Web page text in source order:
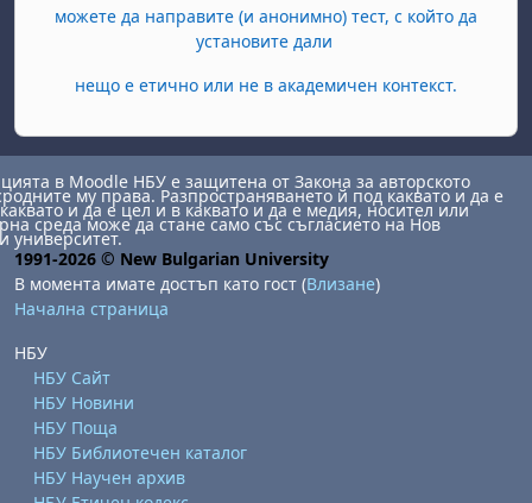
можете да направите (и анонимно) тест, с който да
установите дали
нещо е етично или не в академичен контекст.
в Moodle НБУ е защитена от Закона за авторското
му права. Разпространяването й под каквато и да е
и да е цел и в каквато и да е медия, носител или
среда може да стане само със съгласието на Нов
университет.
1991-2026 © New Bulgarian University
В момента имате достъп като гост (Влизане)
Начална страница
НБУ
НБУ Сайт
НБУ Новини
НБУ Поща
НБУ Библиотечен каталог
НБУ Научен архив